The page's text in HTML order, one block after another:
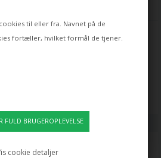
til eller fra. Navnet på de
fortæller, hvilket formål de tjener.
cookie detaljer
NORDLUX
MILFORD BORDLAMPE E27,